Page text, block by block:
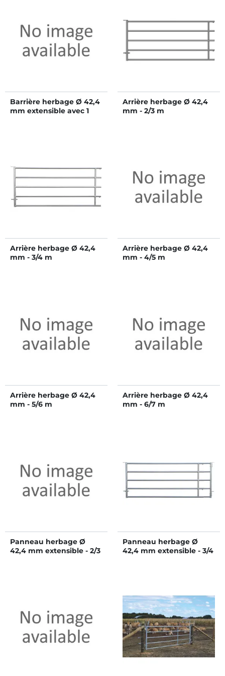
Barrière herbage Ø 42,4
mm extensible avec 1
Arrière herbage Ø 42,4
mm - 2/3 m
Arrière herbage Ø 42,4
mm - 3/4 m
Arrière herbage Ø 42,4
mm - 4/5 m
Arrière herbage Ø 42,4
mm - 5/6 m
Arrière herbage Ø 42,4
mm - 6/7 m
Panneau herbage Ø
42,4 mm extensible - 2/3
Panneau herbage Ø
42,4 mm extensible - 3/4